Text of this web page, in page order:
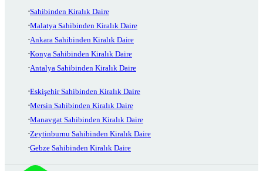
Sahibinden Kiralık Daire
Malatya Sahibinden Kiralık Daire
Ankara Sahibinden Kiralık Daire
Konya Sahibinden Kiralık Daire
Antalya Sahibinden Kiralık Daire
Eskişehir Sahibinden Kiralık Daire
Mersin Sahibinden Kiralık Daire
Manavgat Sahibinden Kiralık Daire
Zeytinburnu Sahibinden Kiralık Daire
Gebze Sahibinden Kiralık Daire